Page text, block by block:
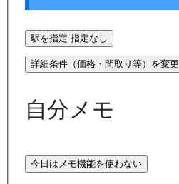
駅を指定 指定なし
詳細条件（価格・間取り等）を変更
自分メモ
今日はメモ機能を使わない